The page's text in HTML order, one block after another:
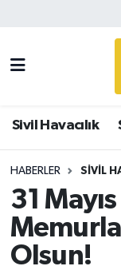
Sivil Havacılık
HABERLER SIVIL
31
Olsun!